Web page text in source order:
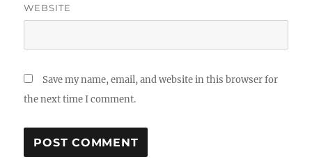
WEBSITE
Save my name, email, and website in this browser for
the next time I comment.